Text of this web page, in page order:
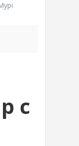
«Былинный
с